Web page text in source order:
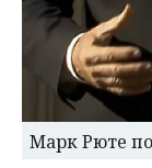
Марк Рюте